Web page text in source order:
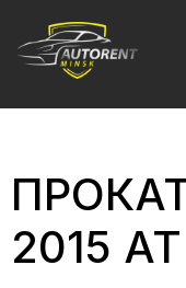
2015 AT